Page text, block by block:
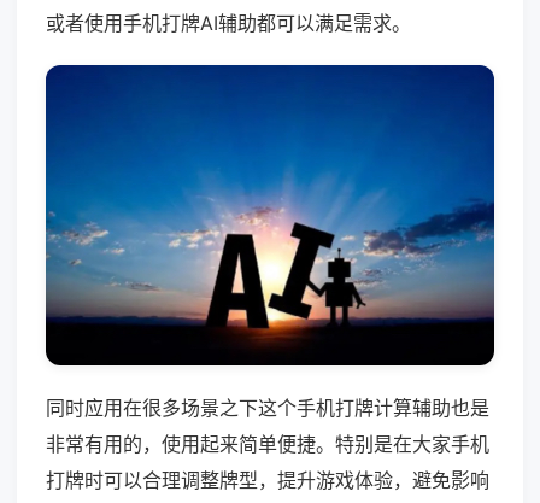
或者使用手机打牌AI辅助都可以满足需求。
同时应用在很多场景之下这个手机打牌计算辅助也是
非常有用的，使用起来简单便捷。特别是在大家手机
打牌时可以合理调整牌型，提升游戏体验，避免影响